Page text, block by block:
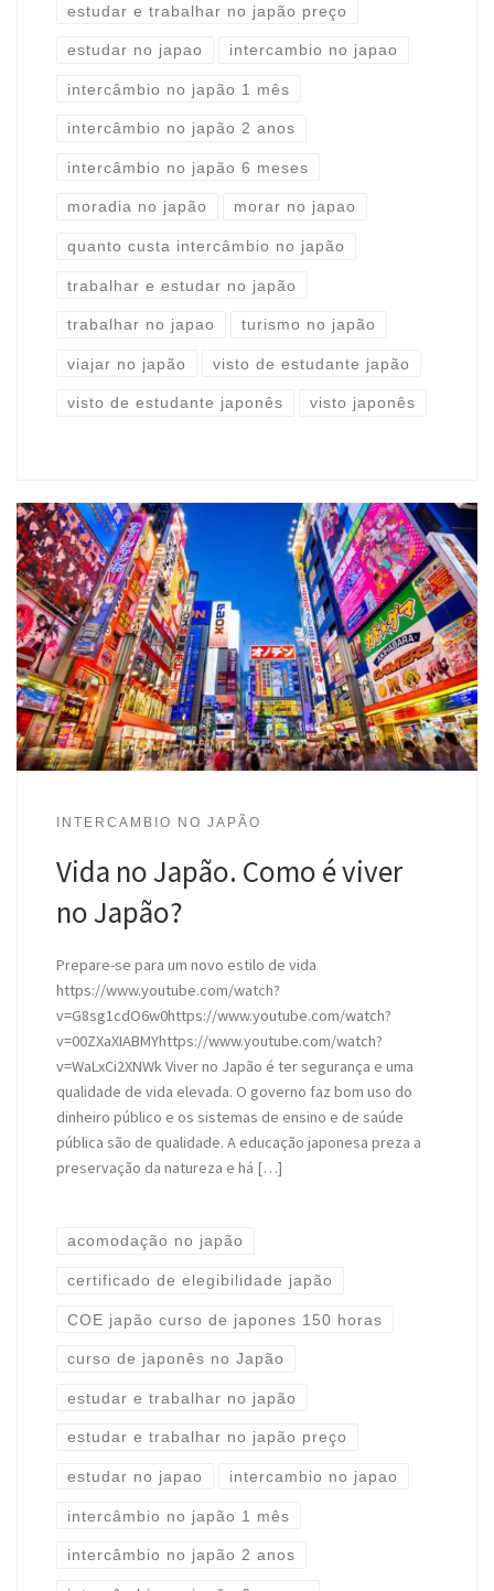
estudar e trabalhar no japão preço
estudar no japao intercambio no japao
intercâmbio no japão 1 mês
intercâmbio no japão 2 anos
intercâmbio no japão 6 meses
moradia no japão morar no japao
quanto custa intercâmbio no japão
trabalhar e estudar no japão
trabalhar no japao turismo no japão
viajar no japão visto de estudante japão
visto de estudante japonês visto japonês
INTERCAMBIO NO JAPÃO
Vida no Japão. Como é viver
no Japão?
Prepare-se para um novo estilo de vida
https://www.youtube.com/watch?
v=G8sg1cdO6w0https://www.youtube.com/watch?
v=00ZXaXIABMYhttps://www.youtube.com/watch?
v=WaLxCi2XNWk Viver no Japão é ter segurança e uma
qualidade de vida elevada. O governo faz bom uso do
dinheiro público e os sistemas de ensino e de saúde
pública são de qualidade. A educação japonesa preza a
preservação da natureza e há […]
acomodação no japão
certificado de elegibilidade japão
COE japão curso de japones 150 horas
curso de japonês no Japão
estudar e trabalhar no japão
estudar e trabalhar no japão preço
estudar no japao intercambio no japao
intercâmbio no japão 1 mês
intercâmbio no japão 2 anos